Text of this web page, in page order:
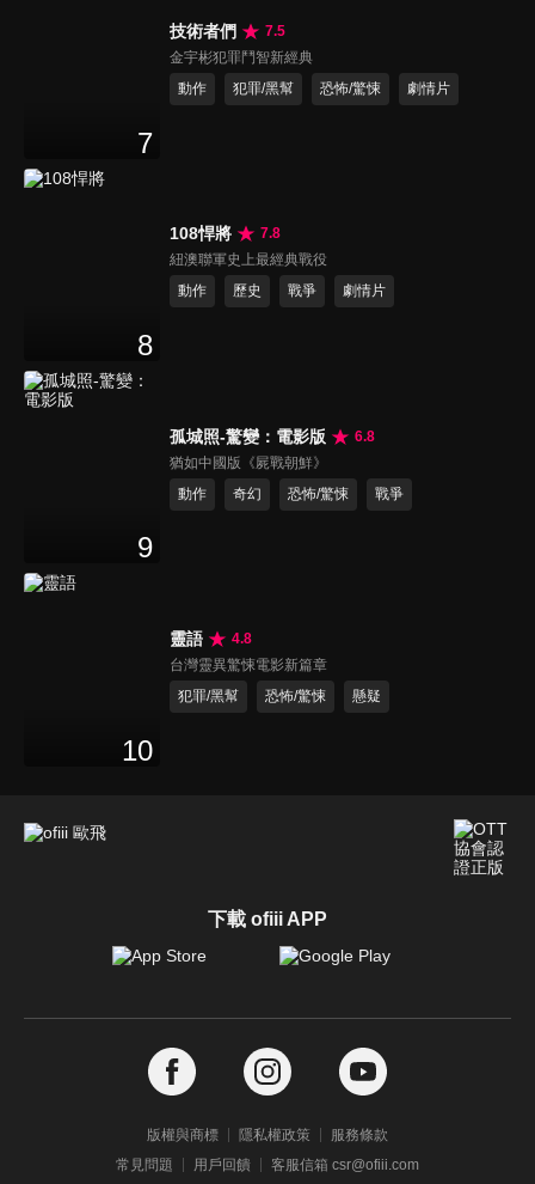
7
技術者們
7.5
金宇彬犯罪鬥智新經典
動作
犯罪/黑幫 恐怖/驚悚 劇情片
8
108悍將
7.8
紐澳聯軍史上最經典戰役
動作
歷史 戰爭 劇情片
9
孤城照-驚變：電影版
6.8
猶如中國版《屍戰朝鮮》
動作
奇幻 恐怖/驚悚 戰爭
10
靈語
4.8
台灣靈異驚悚電影新篇章
犯罪/黑幫
恐怖/驚悚 懸疑
下載 ofiii APP
版權與商標 隱私權政策
服務條款
常見問題
用戶回饋 客服信箱 csr@ofiii.com